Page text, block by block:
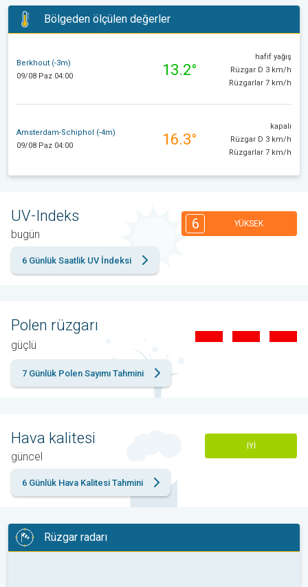
Bölgeden ölçülen değerler
Berkhout (-3m)
09/08 Paz 04:00
13.2°
hafif yağış
Rüzgar D 3 km/h
Rüzgarlar 7 km/h
Amsterdam-Schiphol (-4m)
09/08 Paz 04:00
16.3°
kapalı
Rüzgar D 3 km/h
Rüzgarlar 7 km/h
UV-Indeks
bugün
6 YÜKSEK
6 Günlük Saatlik UV İndeksi
Polen rüzgarı
güçlü
7 Günlük Polen Sayımı Tahmini
Hava kalitesi
güncel
IYI
6 Günlük Hava Kalitesi Tahmini
Rüzgar radarı